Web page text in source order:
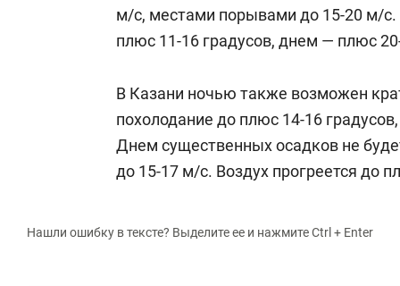
м/с, местами порывами до 15-20 м/с.
плюс 11-16 градусов, днем — плюс
В Казани ночью также возможен
похолодание до плюс 14-16
Днем существенных осадков не
до 15-17 м/с. Воздух прогреется до
Нашли ошибку в тексте? Выделите ее и нажмите Ctrl + Enter